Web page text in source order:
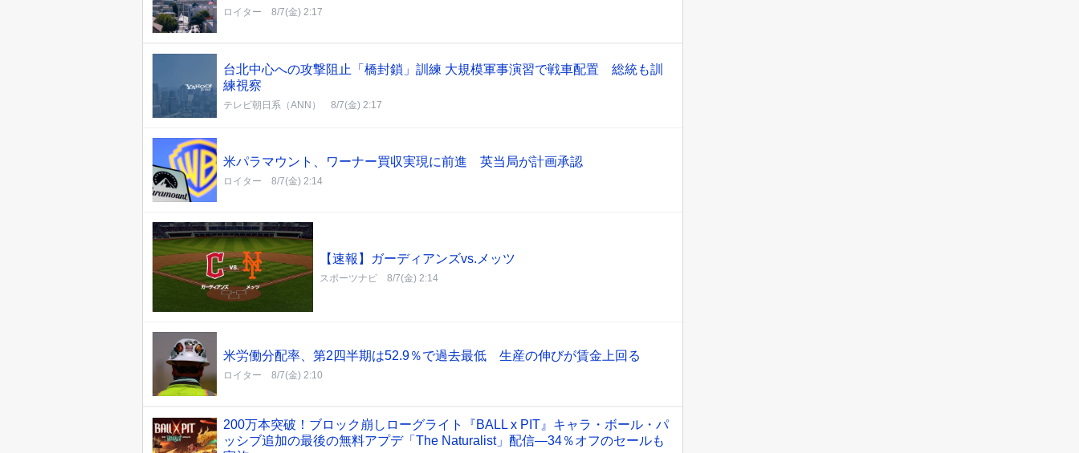
ロイター 8/7(金) 2:17
台北中心への攻撃阻止「橋封鎖」訓練 大規模軍事演習で戦車配置 総統も訓
練視察
テレビ朝日系（ANN） 8/7(金) 2:17
米パラマウント、ワーナー買収実現に前進 英当局が計画承認
ロイター 8/7(金) 2:14
【速報】ガーディアンズvs.メッツ
スポーツナビ 8/7(金) 2:14
米労働分配率、第2四半期は52.9％で過去最低 生産の伸びが賃金上回る
ロイター 8/7(金) 2:10
200万本突破！ブロック崩しローグライト『BALL x PIT』キャラ・ボール・パ
ッシブ追加の最後の無料アプデ「The Naturalist」配信―34％オフのセールも